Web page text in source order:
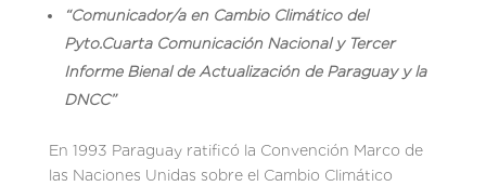
“Comunicador/a en Cambio Climático del
Pyto.Cuarta Comunicación Nacional y Tercer
Informe Bienal de Actualización de Paraguay y la
DNCC”
En 1993 Paraguay ratificó la Convención Marco de
las Naciones Unidas sobre el Cambio Climático